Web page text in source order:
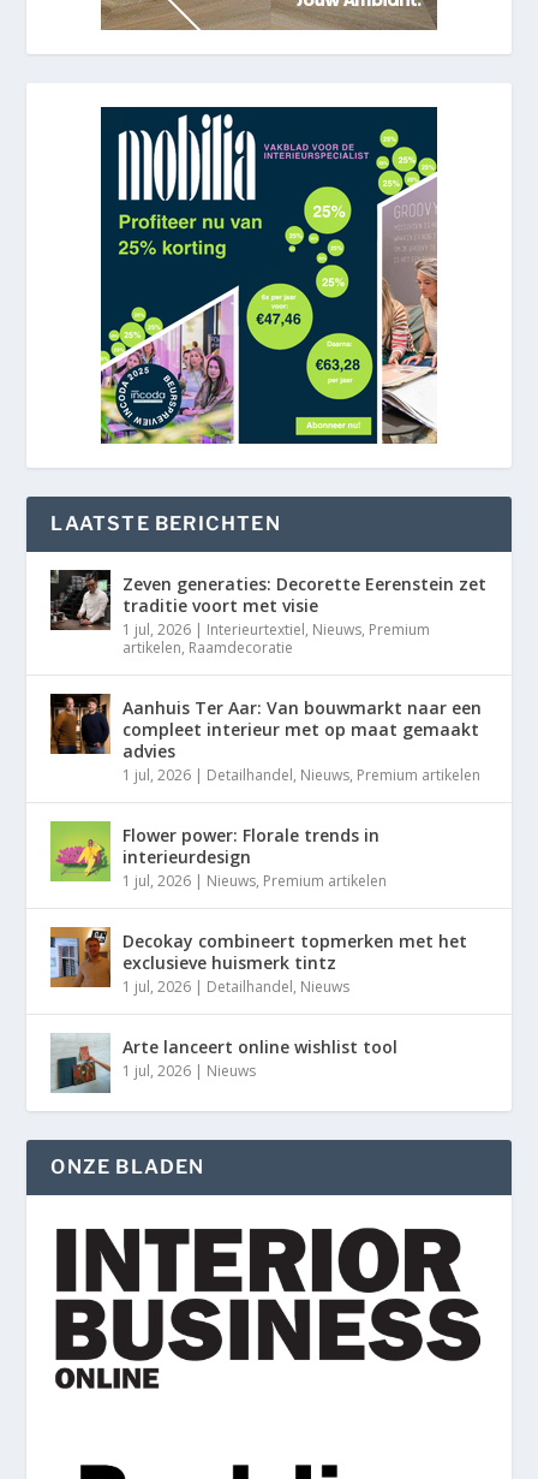
LAATSTE BERICHTEN
Zeven generaties: Decorette Eerenstein zet
traditie voort met visie
1 jul, 2026 | Interieurtextiel, Nieuws, Premium
artikelen, Raamdecoratie
Aanhuis Ter Aar: Van bouwmarkt naar een
compleet interieur met op maat gemaakt
advies
1 jul, 2026 | Detailhandel, Nieuws, Premium artikelen
Flower power: Florale trends in
interieurdesign
1 jul, 2026 | Nieuws, Premium artikelen
Decokay combineert topmerken met het
exclusieve huismerk tintz
1 jul, 2026 | Detailhandel, Nieuws
Arte lanceert online wishlist tool
1 jul, 2026 | Nieuws
ONZE BLADEN